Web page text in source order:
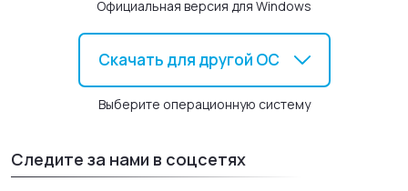
стабильном соединении с Интернетом, но если Вы просто
хотите поболтать, то Алиса может поддержать разговор и
Официальная версия для Windows
Скачать для другой ОС
Выберите операционную систему
Следите за нами в соцсетях